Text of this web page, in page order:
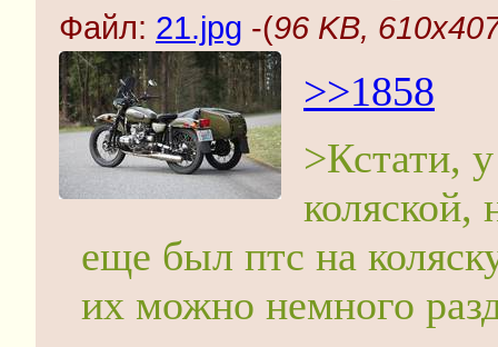
Файл: 21.jpg -(96 KB,
>>1858
>Кстати,
коляской,
еще был птс на
их можно немного